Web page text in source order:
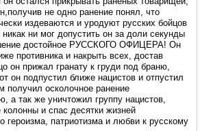
не одно ранение понял, что
издеваются и уродуют русских бойцов
ни мог допустить он за доли секунды
достойное РУССКОГО ОФИЦЕРА! Он
противника и накрыть всех, достав
он прижал гранату к груди под браню,
он подпустил ближе нацистов и отпустил
получил осколочное ранение
а так же уничтожил группу нацистов,
и спас десятки жизней
героизма, патриотизма и любви к русскому